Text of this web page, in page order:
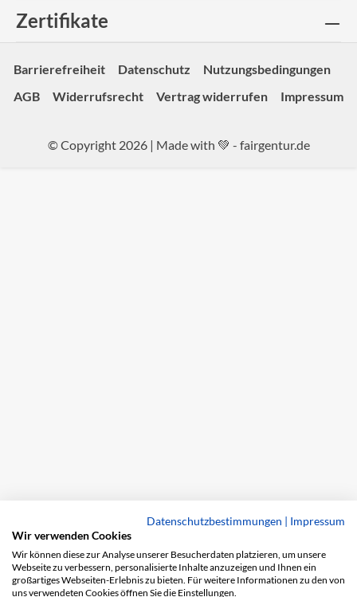
Zertifikate
Barrierefreiheit Datenschutz
Nutzungsbedingungen
AGB
Widerrufsrecht Vertrag widerrufen Impressum
© Copyright 2026 | Made with 💚 - fairgentur.de
Datenschutzbestimmungen | Impressum
Wir verwenden Cookies
Wir können diese zur Analyse unserer Besucherdaten platzieren, um unsere
Webseite zu verbessern, personalisierte Inhalte anzuzeigen und Ihnen ein
großartiges Webseiten-Erlebnis zu bieten. Für weitere Informationen zu den von
uns verwendeten Cookies öffnen Sie die Einstellungen.